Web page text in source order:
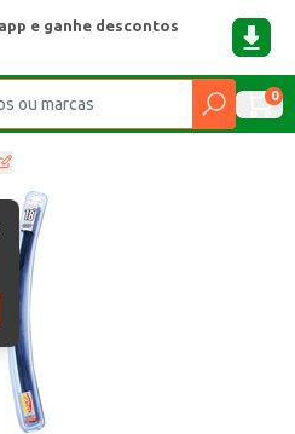
e ganhe descontos
0